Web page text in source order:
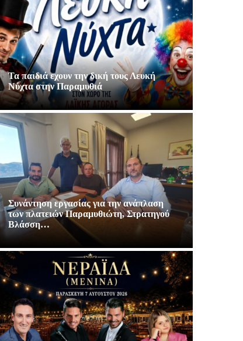
Τα παιδιά εχουν την δική τους Λευκή
Νύχτα στην Παραμυθιά
Συνάντηση εργασίας για την ανάπλαση
των πλατειών Παραμυθιώτη, Στρατηγού
Βλάσση…